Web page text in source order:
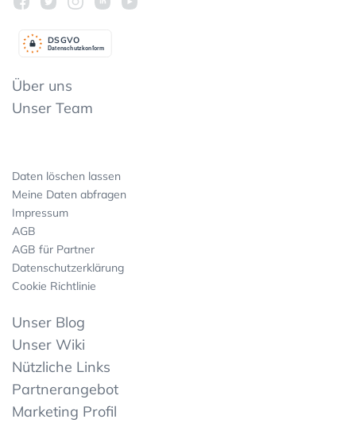
Datenschutzkonform
DSGVO
Über uns
Unser Team
Daten löschen lassen
Meine Daten abfragen
Impressum
AGB
AGB für Partner
Datenschutzerklärung
Cookie Richtlinie
Unser Blog
Unser Wiki
Nützliche Links
Partnerangebot
Marketing Profil